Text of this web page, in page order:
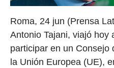
Roma, 24 jun (Prensa
Antonio Tajani, viajó hoy
participar en un Consejo
la Unión Europea (UE),